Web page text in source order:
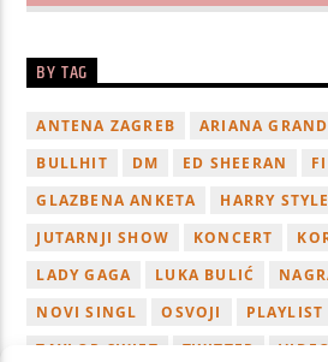
BY TAG
ANTENA ZAGREB ARIANA
BULLHIT
DM ED SHEERAN
GLAZBENA ANKETA
HARRY
JUTARNJI SHOW
KONCERT
LADY GAGA
LUKA BULIĆ
NOVI SINGL
OSVOJI PLAYLIST
TAYLOR SWIFT
TWITTER VIDEO